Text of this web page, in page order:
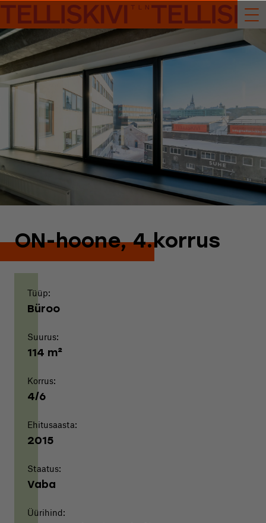
ON-hoone, 4.korrus
Tüüp:
Büroo
Suurus:
114 m²
Korrus:
4/6
Ehitusaasta:
2015
Staatus:
Vaba
Üürihind: